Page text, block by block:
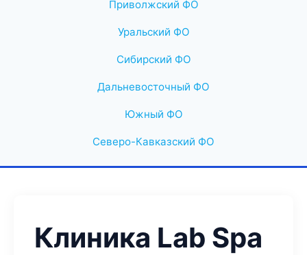
Приволжский ФО
Уральский ФО
Сибирский ФО
Дальневосточный ФО
Южный ФО
Северо-Кавказский ФО
Клиника Lab Spa